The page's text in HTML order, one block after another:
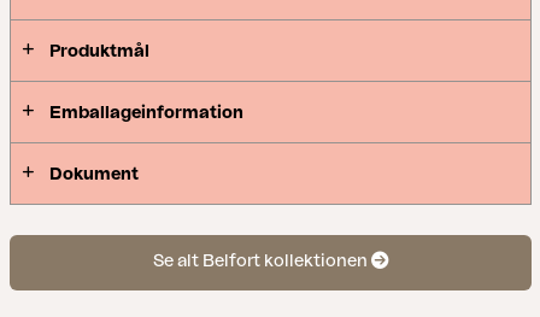
Produktmål
Emballageinformation
Dokument
Se alt Belfort kollektionen